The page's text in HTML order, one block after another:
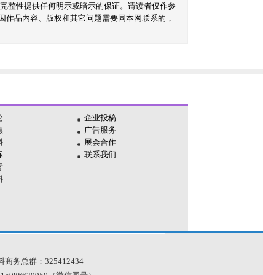
整性提供任何明示或暗示的保证。请读者仅作参
品内容、版权和其它问题需要同本网联系的，
企业投稿
广告服务
展会合作
联系我们
务总群：325412434